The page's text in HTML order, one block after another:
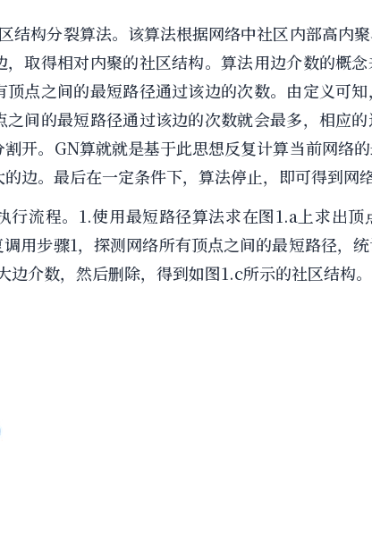
结构分裂算法。该算法根据网络中社区内部高内
，取得相对内聚的社区结构。算法用边介数的概
顶点之间的最短路径通过该边的次数。由定义可
间的最短路径通过该边的次数就会最多，相应
开。GN算就就是基于此思想反复计算当前网络
边。最后在一定条件下，算法停止，即可得到网
行流程。1.使用最短路径算法求在图1.a上求出顶
用步骤1，探测网络所有顶点之间的最短路径，统
介数，然后删除，得到如图1.c所示的社区结构。